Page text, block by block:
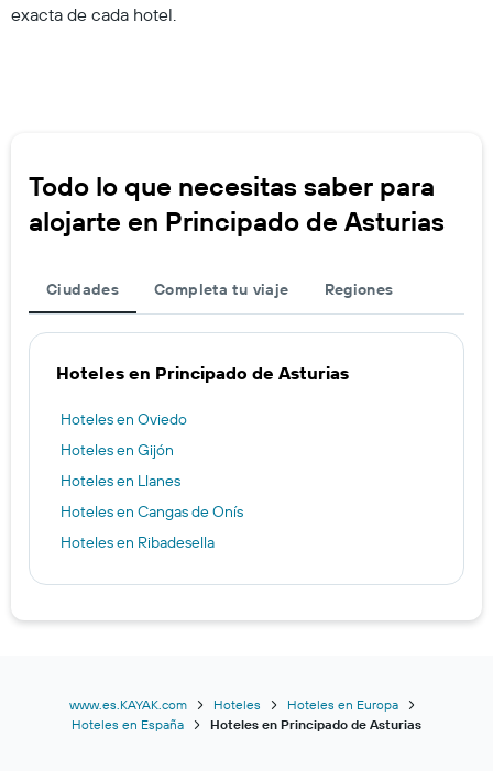
exacta de cada hotel.
Todo lo que necesitas saber para
alojarte en Principado de Asturias
Ciudades Completa tu viaje Regiones
Hoteles en Principado de Asturias
Hoteles en Oviedo
Hoteles en Gijón
Hoteles en Llanes
Hoteles en Cangas de Onís
Hoteles en Ribadesella
www.es.KAYAK.com Hoteles
Hoteles en Europa
Hoteles en España
Hoteles en Principado de Asturias